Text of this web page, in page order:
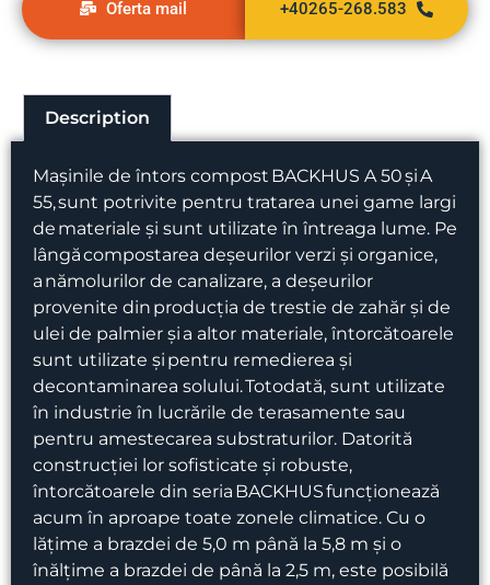
Oferta mail +40265-268.583
Description
Mașinile de întors compost BACKHUS A 50 și A
55,sunt potrivite pentru tratarea unei game largi
de materiale și sunt utilizate în întreaga lume. Pe
lângă compostarea deșeurilor verzi și organice,
a nămolurilor de canalizare, a deșeurilor
provenite din producția de trestie de zahăr și de
ulei de palmier și a altor materiale, întorcătoarele
sunt utilizate și pentru remedierea și
decontaminarea solului. Totodată, sunt utilizate
în industrie în lucrările de terasamente sau
pentru amestecarea substraturilor. Datorită
construcției lor sofisticate și robuste,
întorcătoarele din seria BACKHUS funcționează
acum în aproape toate zonele climatice. Cu o
lățime a brazdei de 5,0 m până la 5,8 m și o
înălțime a brazdei de până la 2,5 m, este posibilă